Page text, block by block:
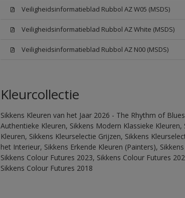
Veiligheidsinformatieblad Rubbol AZ W05 (MSDS)
Veiligheidsinformatieblad Rubbol AZ White (MSDS)
Veiligheidsinformatieblad Rubbol AZ N00 (MSDS)
Kleurcollectie
Sikkens Kleuren van het Jaar 2026 - The Rhythm of
Authentieke Kleuren, Sikkens Modern Klassieke
Kleuren, Sikkens Kleurselectie Grijzen, Sikkens
het Interieur, Sikkens Erkende Kleuren (Painters),
Sikkens Colour Futures 2023, Sikkens Colour Futures
Sikkens Colour Futures 2018